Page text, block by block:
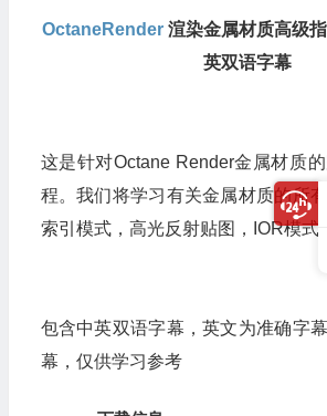
OctaneRender 渲染金属材质高级
英双语字幕
这是针对Octane Render金属材质
程。我们将学习有关金属材质的所
索引模式，高光反射贴图，IOR模式
包含中英双语字幕，英文为准确字
幕，仅供学习参考